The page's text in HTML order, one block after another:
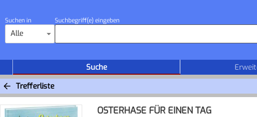
Suchen in
Alle
Suchbegriff(e) eingeben
Suche
Trefferliste
OSTERHASE FÜR EINEN TAG